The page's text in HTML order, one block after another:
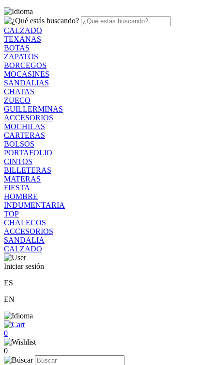
CALZADO
TEXANAS
BOTAS
ZAPATOS
BORCEGOS
MOCASINES
SANDALIAS
CHATAS
ZUECO
GUILLERMINAS
ACCESORIOS
MOCHILAS
CARTERAS
BOLSOS
PORTAFOLIO
CINTOS
BILLETERAS
MATERAS
FIESTA
HOMBRE
INDUMENTARIA
TOP
CHALECOS
ACCESORIOS
SANDALIA
CALZADO
Iniciar sesión
ES
EN
0
0